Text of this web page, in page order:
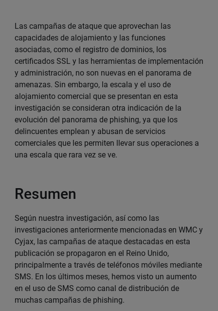
Las campañas de ataque que aprovechan las
capacidades de alojamiento y las funciones
asociadas, como el registro de dominios, los
certificados SSL y las herramientas de implementación
y administración, no son nuevas en el panorama de
amenazas. Sin embargo, la escala y el uso de
alojamiento comercial que se presentan en esta
investigación se consideran otra indicación de la
evolución del panorama de phishing, ya que los
delincuentes emplean y abusan de servicios
comerciales que les permiten llevar sus operaciones a
una escala que rara vez se ve.
Resumen
Según nuestra investigación, así como las
investigaciones anteriormente mencionadas en WMC y
Cyjax, las campañas de ataque destacadas en esta
publicación se propagaron en el Reino Unido,
principalmente a través de teléfonos móviles mediante
SMS. En los últimos meses, hemos visto un aumento
en el uso de SMS como canal de distribución de
muchas campañas de phishing.